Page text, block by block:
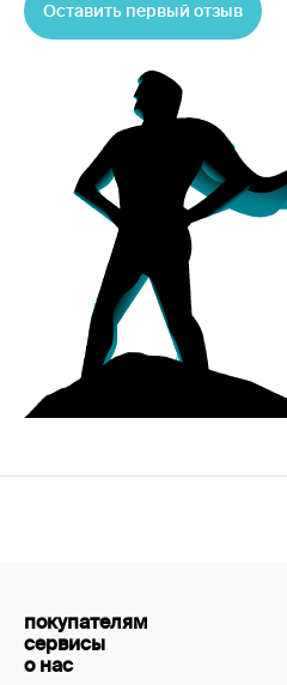
Оставить первый отзыв
покупателям
сервисы
о нас